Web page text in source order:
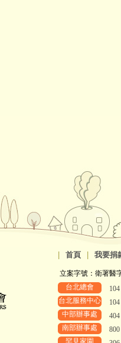
首頁 我要捐
立案字號：衛署醫
台北總會
台北服務中心
中部辦事處
南部辦事處
罕見家園